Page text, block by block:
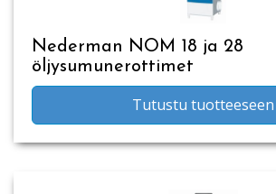
Nederman NOM 18 ja 28
öljysumunerottimet
Tutustu tuotteeseen